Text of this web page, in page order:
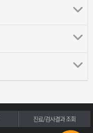
진료/검사결과 조회